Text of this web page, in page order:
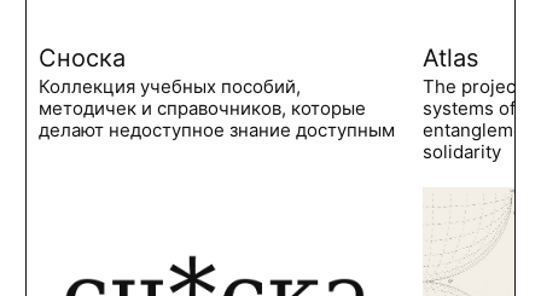
Сноска
Коллекция учебных пособий,
методичек и справочников, которые
делают недоступное знание доступным
Atlas
The project
systems of
solidarity